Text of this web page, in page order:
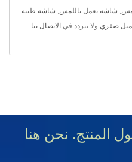
شاشة تعمل باللمس شاشة طبية
صفري ولا تتردد في الاتصال بنا
المنتج. نحن هنا